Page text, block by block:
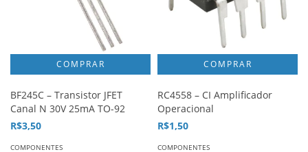
BF245C – Transistor JFET
Canal N 30V 25mA TO-92
R$3,50
COMPONENTES
RC4558 – CI Amplificador
Operacional
R$1,50
COMPONENTES